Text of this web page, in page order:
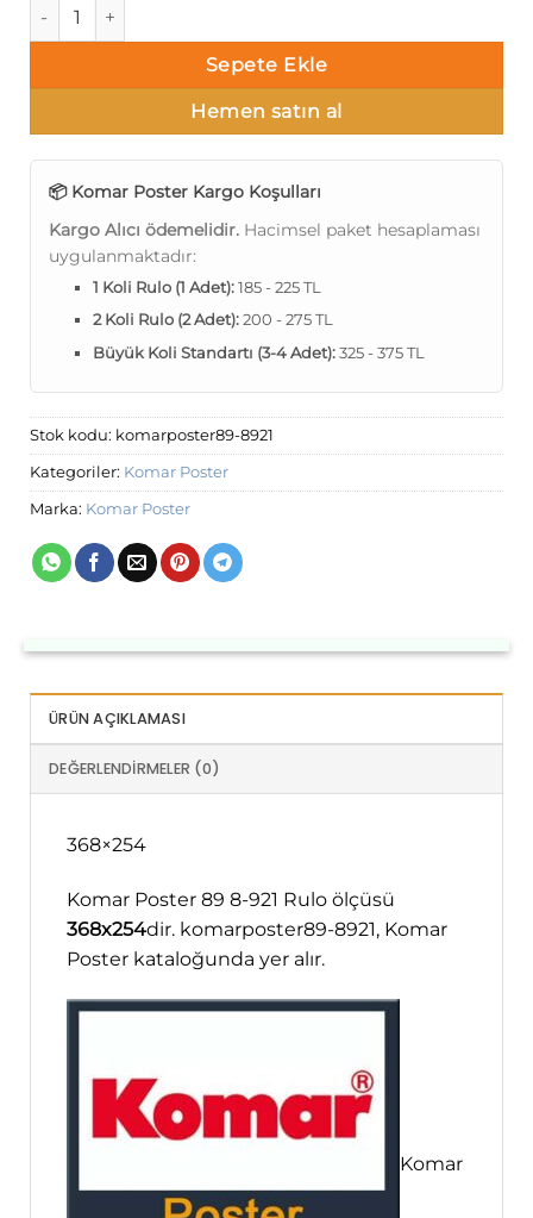
Komar Poster 89 8-921 adet
Sepete Ekle
Hemen satın al
📦 Komar Poster Kargo Koşulları
Kargo Alıcı ödemelidir. Hacimsel paket hesaplaması
uygulanmaktadır:
1 Koli Rulo (1 Adet):185 - 225 TL
2 Koli Rulo (2 Adet):200 - 275 TL
Büyük Koli Standartı (3-4 Adet):325 - 375 TL
Stok kodu: komarposter89-8921
Kategoriler: Komar Poster
Marka: Komar Poster
ÜRÜN AÇIKLAMASI
DEĞERLENDIRMELER (0)
368×254
Komar Poster 89 8-921 Rulo ölçüsü
368x254dir. komarposter89-8921, Komar
Poster kataloğunda yer alır.
Komar